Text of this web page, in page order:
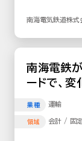
南海電気鉄道株式
南海電鉄
ードで、
業種 運輸
領域 会計 / 固